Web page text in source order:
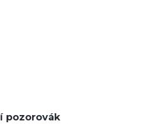
pozorovák